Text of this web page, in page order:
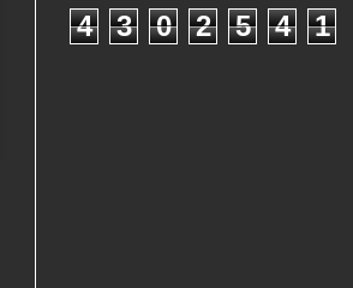
4 3 0 2 5 4 1